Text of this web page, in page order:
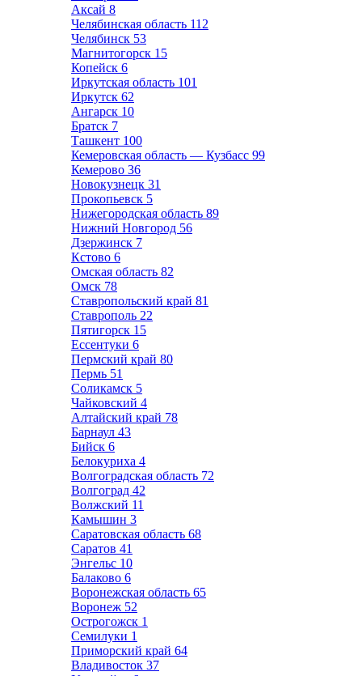
Аксай 8
Челябинская область 112
Челябинск 53
Магнитогорск 15
Копейск 6
Иркутская область 101
Иркутск 62
Ангарск 10
Братск 7
Ташкент 100
Кемеровская область — Кузбасс 99
Кемерово 36
Новокузнецк 31
Прокопьевск 5
Нижегородская область 89
Нижний Новгород 56
Дзержинск 7
Кстово 6
Омская область 82
Омск 78
Ставропольский край 81
Ставрополь 22
Пятигорск 15
Ессентуки 6
Пермский край 80
Пермь 51
Соликамск 5
Чайковский 4
Алтайский край 78
Барнаул 43
Бийск 6
Белокуриха 4
Волгоградская область 72
Волгоград 42
Волжский 11
Камышин 3
Саратовская область 68
Саратов 41
Энгельс 10
Балаково 6
Воронежская область 65
Воронеж 52
Острогожск 1
Семилуки 1
Приморский край 64
Владивосток 37